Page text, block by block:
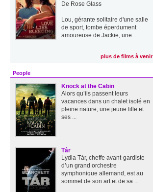
De Rose Glass
Lou, gérante solitaire d'une salle
de sport, tombe éperdument
amoureuse de Jackie, une ...
plus de films à venir
People
Knock at the Cabin
Alors qu’ils passent leurs
vacances dans un chalet isolé en
pleine nature, une jeune fille et
ses ...
Tár
Lydia Tár, cheffe avant-gardiste
d’un grand orchestre
symphonique allemand, est au
sommet de son art et de sa ...